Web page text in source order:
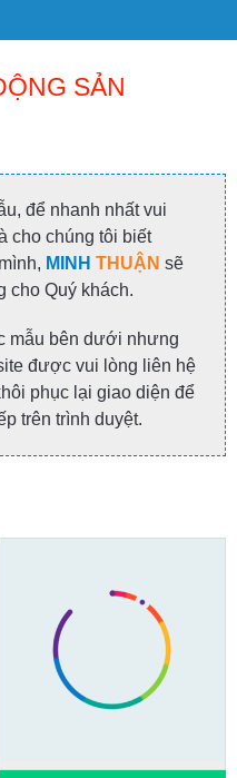
SẢN
để nhanh nhất vui
cho chúng tôi biết
MINH THUẬN sẽ
cho Quý khách.
mẫu bên dưới nhưng
được vui lòng liên hệ
phục lại giao diện để
trên trình duyệt.